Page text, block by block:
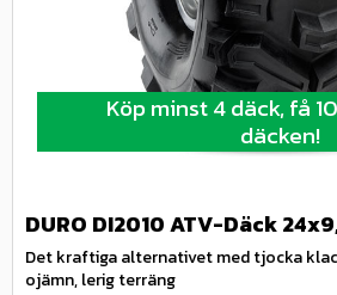
Köp minst 4 däck, få
däcken!
DURO DI2010 ATV-Däck
Det kraftiga alternativet med tjocka
ojämn, lerig terräng